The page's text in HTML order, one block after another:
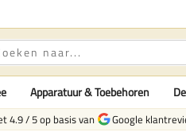
Apparatuur & Toebehoren
4.9/5op basis van Google